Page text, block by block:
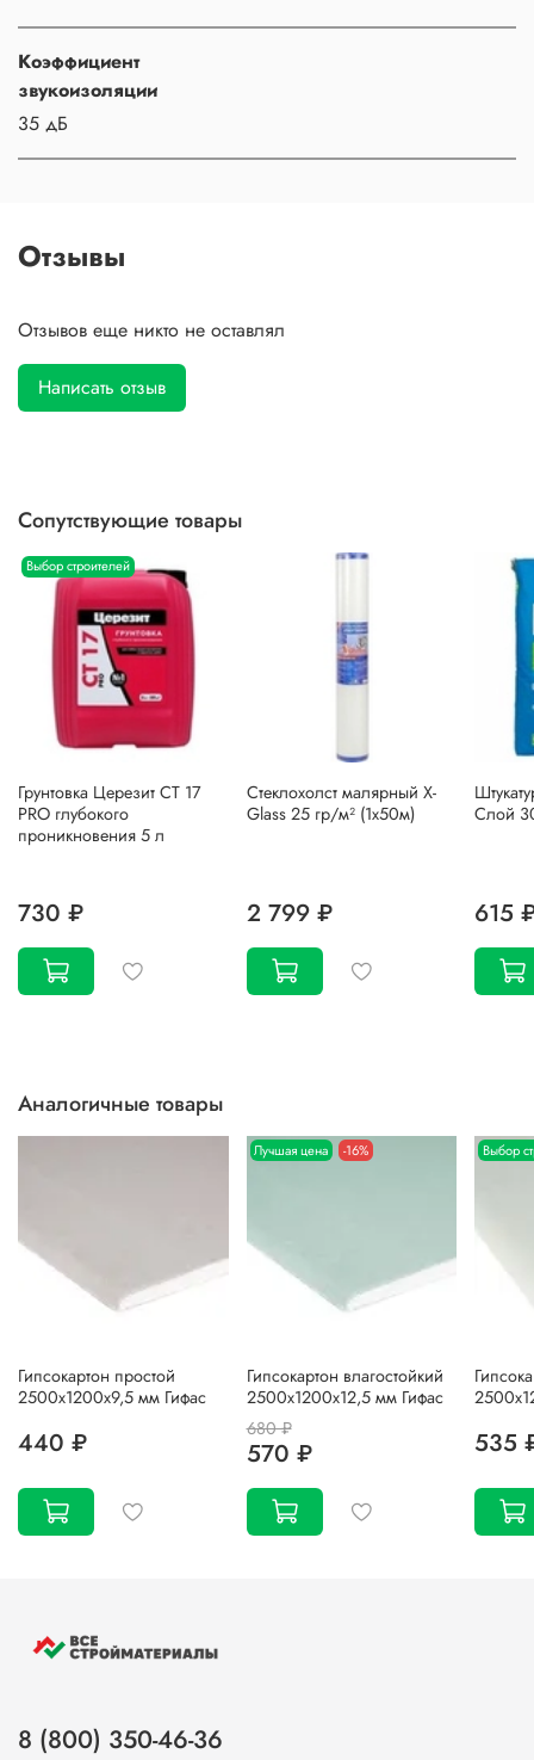
Коэффициент
звукоизоляции
35 дБ
Отзывы
Отзывов еще никто не оставлял
Написать отзыв
Сопутствующие товары
Выбор строителей
Грунтовка Церезит CT 17
PRO глубокого
проникновения 5 л
730 ₽
Стеклохолст малярный X-
Glass 25 гр/м² (1х50м)
2 799 ₽
Слой
615
Аналогичные товары
Гипсокартон простой
2500х1200х9,5 мм Гифас
440 ₽
Лучшая цена -16%
Гипсокартон влагостойкий
2500х1200х12,5 мм Гифас
680 ₽
570 ₽
Выбор
535
8 (800) 350-46-36